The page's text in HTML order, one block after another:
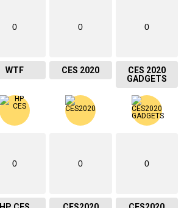
0
WTF
0
CES 2020
0
CES 2020
GADGETS
0 0 0